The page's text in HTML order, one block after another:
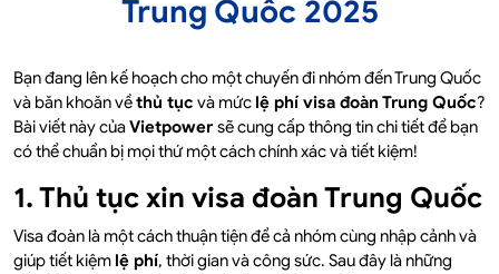
Trung Quốc 2025
Bạn đang lên kế hoạch cho một chuyến đi nhóm đến Trung Quốc
và băn khoăn vềthủ tục và mức lệ phí visa đoàn Trung Quốc?
Bài viết này củaVietpower sẽ cung cấp thông tin chi tiết để bạn
có thể chuẩn bị mọi thứ một cách chính xác và tiết kiệm!
1. Thủ tục xin visa đoàn Trung Quốc
Visa đoàn là một cách thuận tiện để cả nhóm cùng nhập cảnh và
giúp tiết kiệm lệ phí, thời gian và công sức. Sau đây là những